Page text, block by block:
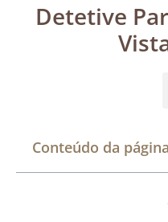
Detetive
Conteúdo da página